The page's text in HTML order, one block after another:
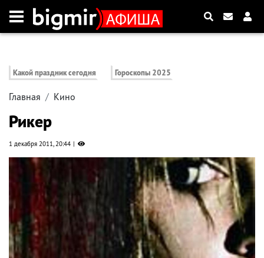
Какой праздник сегодня Гороскопы 2025
Главная Кино
Рикер
1 декабря 2011, 20:44